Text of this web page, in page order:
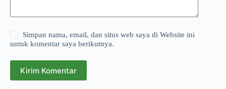
Simpan nama, email, dan situs web saya di Website ini
untuk komentar saya berikutnya.
Kirim Komentar